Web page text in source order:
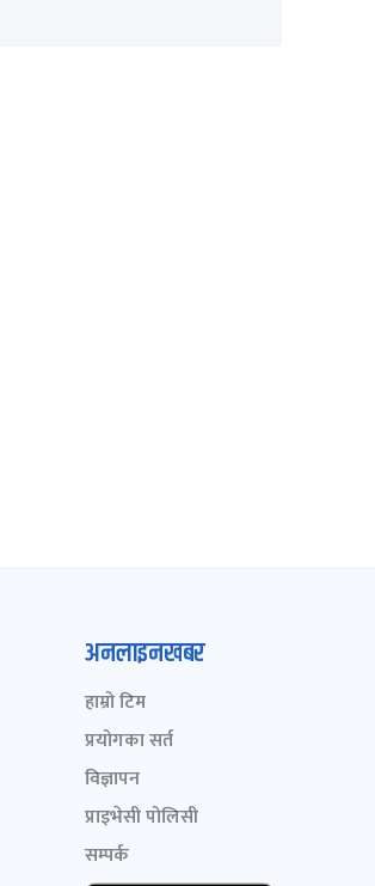
अनलाइनखबर
हाम्रो टिम
प्रयोगका सर्त
विज्ञापन
प्राइभेसी पोलिसी
सम्पर्क